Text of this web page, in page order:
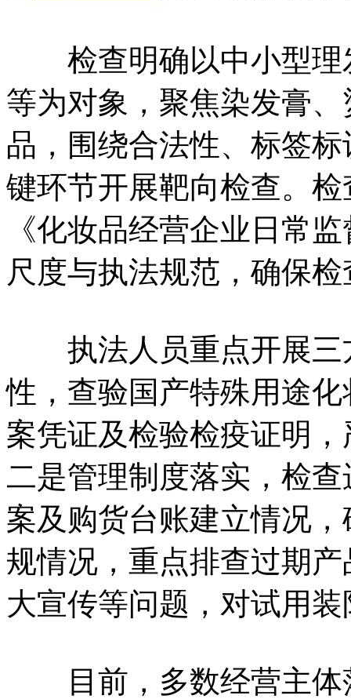
检查明确以中小型理
等为对象，聚焦染发膏
品，围绕合法性、标签
键环节开展靶向检查。
《化妆品经营企业日常
尺度与执法规范，确保
执法人员重点开展三
性，查验国产特殊用途
案凭证及检验检疫证明
二是管理制度落实，检
案及购货台账建立情况
规情况，重点排查过期
大宣传等问题，对试用
目前，多数经营主体